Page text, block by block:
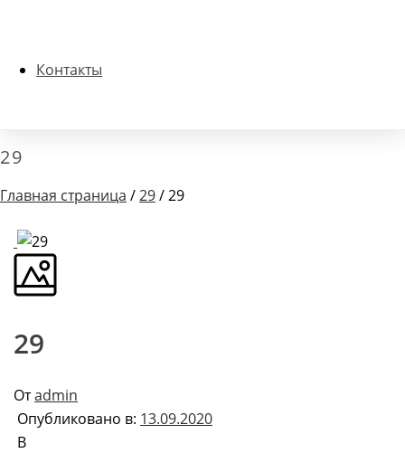
Контакты
29
Главная страница /29/ 29
29
Отadmin
Опубликовано в: 13.09.2020
В